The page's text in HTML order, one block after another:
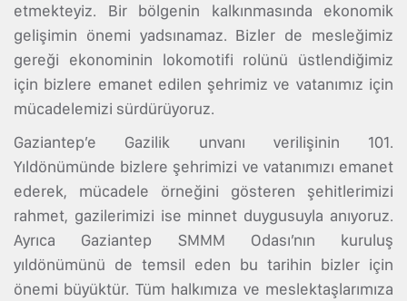
etmekteyiz. Bir bölgenin kalkınmasında ekonomik
gelişimin önemi yadsınamaz. Bizler de mesleğimiz
gereği ekonominin lokomotifi rolünü üstlendiğimiz
için bizlere emanet edilen şehrimiz ve vatanımız için
mücadelemizi sürdürüyoruz.
Gaziantep’e Gazilik unvanı verilişinin 101.
Yıldönümünde bizlere şehrimizi ve vatanımızı emanet
ederek, mücadele örneğini gösteren şehitlerimizi
rahmet, gazilerimizi ise minnet duygusuyla anıyoruz.
Ayrıca Gaziantep SMMM Odası’nın kuruluş
yıldönümünü de temsil eden bu tarihin bizler için
önemi büyüktür. Tüm halkımıza ve meslektaşlarımıza